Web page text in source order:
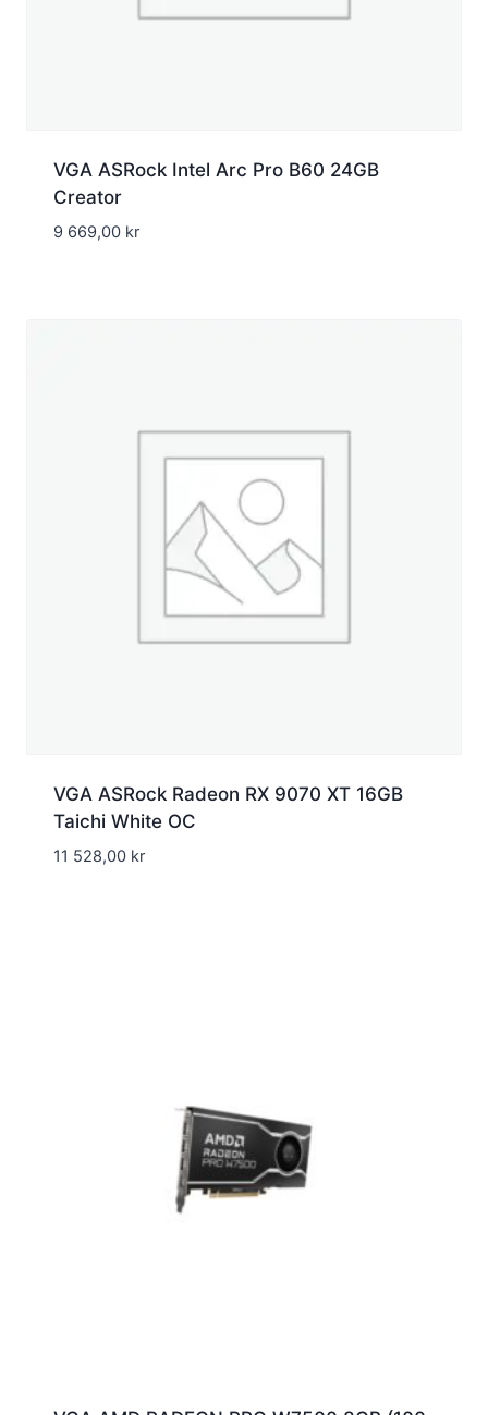
VGA ASRock Intel Arc Pro B60 24GB
Creator
9 669,00 kr
VGA ASRock Radeon RX 9070 XT 16GB
Taichi White OC
11 528,00 kr